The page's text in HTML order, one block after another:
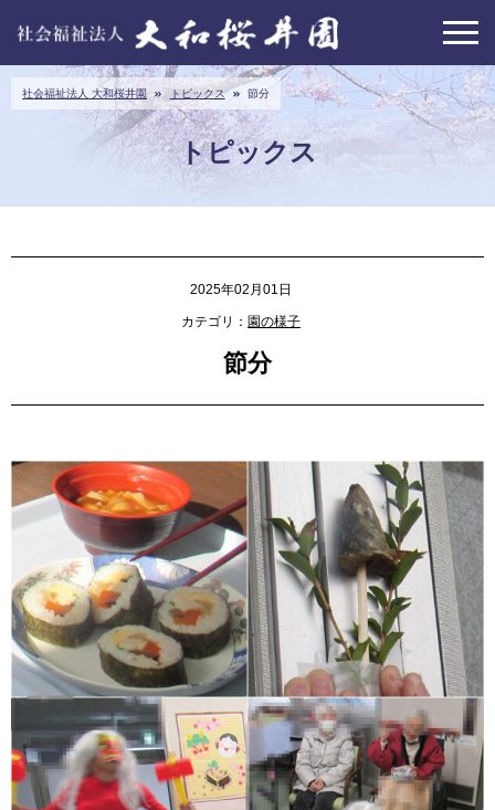
社会福祉法人 大和桜井園 トピックス 節分
トピックス
2025年02月01日
カテゴリ： 園の様子
節分